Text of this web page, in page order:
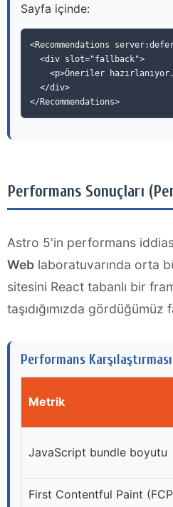
Sayfa içinde:
<Recommendations
  <div slot="fallback">
<p>Öneriler
  </div>
Performans Sonuçları
Astro 5'in performans
Web laboratuvarında orta
sitesini React tabanlı bir
taşıdığımızda gördüğümüz
Performans Karşılaştırması
Metrik
JavaScript bundle boyutu
First Contentful Paint